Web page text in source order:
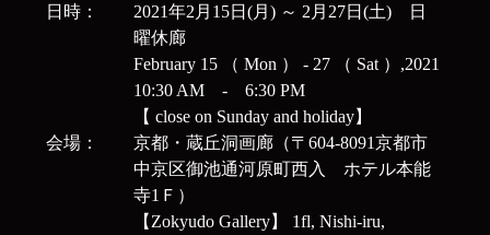
日時：
2021年2月15日(月) ～ 2月27日(土) 日
曜休廊
February 15 （ Mon ） - 27 （ Sat ）,2021
10:30 AM - 6:30 PM
【 close on Sunday and holiday】
会場：
京都・蔵丘洞画廊（〒604-8091京都市
中京区御池通河原町西入 ホテル本能
寺1Ｆ）
【Zokyudo Gallery】 1fl, Nishi-iru,